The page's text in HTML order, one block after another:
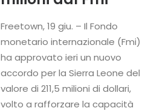
Freetown, 19 giu. – Il Fondo
monetario internazionale (Fmi)
ha approvato ieri un nuovo
accordo per la Sierra Leone del
valore di 211,5 milioni di dollari,
volto a rafforzare la capacità